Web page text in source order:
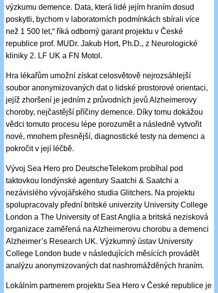
výzkumu demence. Data, která lidé jejím hraním dosud
poskytli, bychom v laboratorních podmínkách sbírali více
než 1 500 let,“ říká odborný garant projektu v České
republice prof. MUDr. Jakub Hort, Ph.D., z Neurologické
kliniky 2. LF UK a FN Motol.
Hra lékařům umožní získat celosvětově nejrozsáhlejší
soubor anonymizovaných dat o lidské prostorové orientaci,
jejíž zhoršení je jedním z průvodních jevů Alzheimerovy
choroby, nejčastější příčiny demence. Díky tomu dokážou
vědci tomuto procesu lépe porozumět a následně vytvořit
nové, mnohem přesnější, diagnostické testy na demenci a
pokročit v její léčbě.
Vývoj Sea Hero pro DeutscheTelekom probíhal pod
taktovkou londýnské agentury Saatchi & Saatchi a
nezávislého vývojářského studia Glitchers. Na projektu
spolupracovaly přední britské univerzity University College
London a The University of East Anglia a britská nezisková
organizace zaměřená na Alzheimerovu chorobu a demenci
Alzheimer’s Research UK. Výzkumný ústav University
College London bude v následujících měsících provádět
analýzu anonymizovaných dat nashromážděných hraním.
Lokálním partnerem projektu Sea Hero v České republice je